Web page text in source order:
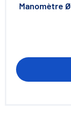
Manomètre